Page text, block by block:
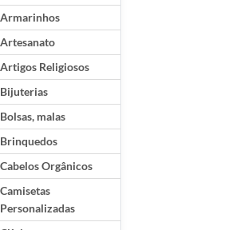
Armarinhos
Artesanato
Artigos Religiosos
Bijuterias
Bolsas, malas
Brinquedos
Cabelos Orgânicos
Camisetas
Personalizadas